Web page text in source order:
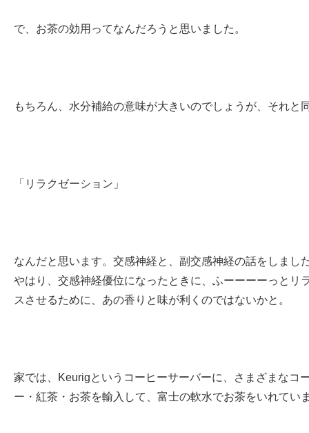
で、お茶の効用ってなんだろうと思いました。
もちろん、水分補給の意味が大きいのでしょうが、それと
「リラクゼーション」
なんだと思います。交感神経と、副交感神経の話をしまし
やはり、交感神経優位になったときに、ふーーーーっとリ
スさせるために、あの香りと味が利くのではないかと。
家では、Keurigというコーヒーサーバーに、さまざまなコ
ー・紅茶・お茶を輸入して、富士の軟水でお茶をいれてい